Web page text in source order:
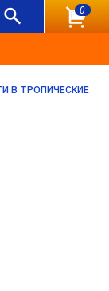
0
В ТРОПИЧЕСКИЕ